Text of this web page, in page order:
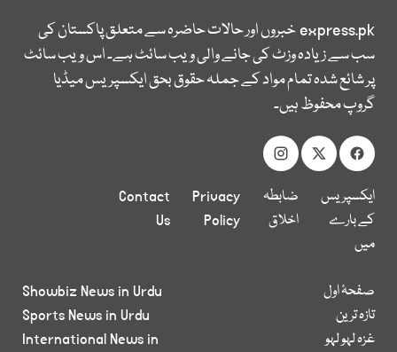
express.pkخبروں اور حالات حاضرہ سے متعلق پاکستان کی
سب سے زیادہ وزٹ کی جانے والی ویب سائٹ ہے۔ اس ویب سائٹ
پر شائع شدہ تمام مواد کے جملہ حقوق بحق ایکسپریس میڈیا
گروپ محفوظ ہیں۔
ایکسپریس
کے بارے
میں
ضابطہ
اخلاق
Privacy
Policy
Contact
Us
صفحۂ اول
تازہ ترین
غزہ لہو لہو
Showbiz News in Urdu
Sports News in Urdu
International News in